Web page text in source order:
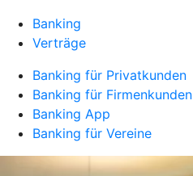
Banking
Verträge
Banking für Privatkunden
Banking für Firmenkunden
Banking App
Banking für Vereine